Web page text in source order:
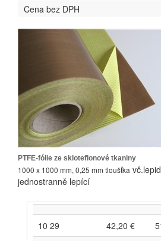
Cena bez DPH
PTFE-fólie ze skloteflonové tkaniny
1000 x 1000 mm, 0,25 mm tloušťka
jednostranně lepící
10 29 42,20 €